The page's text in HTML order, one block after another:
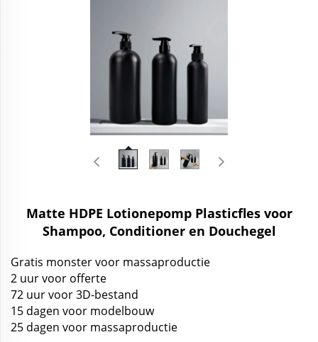
Matte HDPE Lotionepomp Plasticfles voor
Shampoo, Conditioner en Douchegel
Gratis monster voor massaproductie
2 uur voor offerte
72 uur voor 3D-bestand
15 dagen voor modelbouw
25 dagen voor massaproductie